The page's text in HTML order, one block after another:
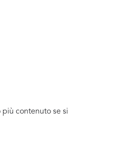
contenuto se si